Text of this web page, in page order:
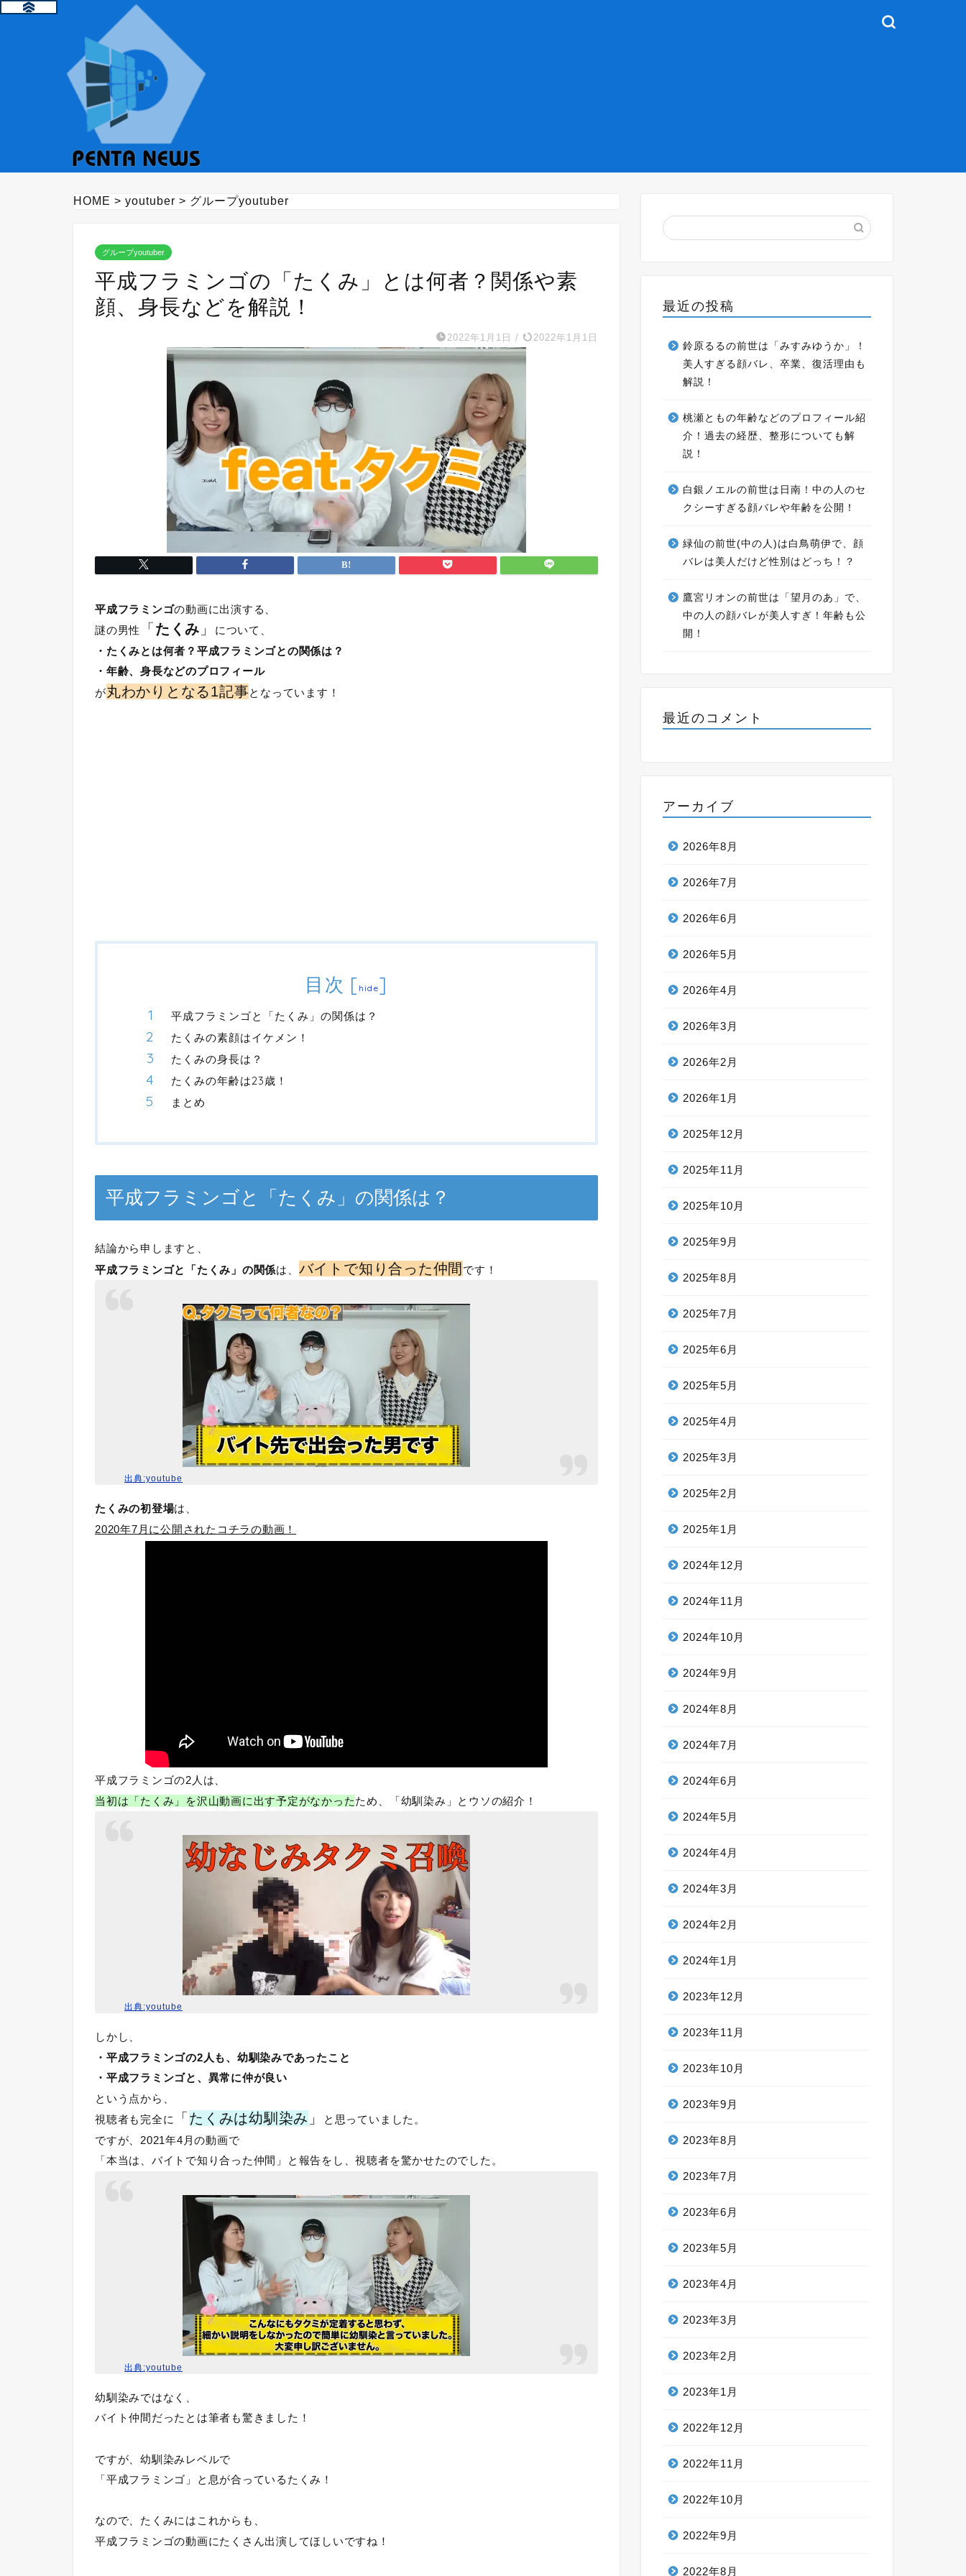
HOME > youtuber > グループyoutuber
グループyoutuber
平成フラミンゴの「たくみ」とは何者？関係や素
顔、身長などを解説！
2022年1月1日 / 2022年1月1日
平成フラミンゴの動画に出演する、
謎の男性
「 たくみ 」
について、
・たくみとは何者？平成フラミンゴとの関係は？
・年齢、身長などのプロフィール
が丸わかりとなる1記事となっています！
目次 [ hide]
平成フラミンゴと「たくみ」の関係は？
たくみの素顔はイケメン！
たくみの身長は？
たくみの年齢は23歳！
まとめ
平成フラミンゴと「たくみ」の関係は？
結論から申しますと、
平成フラミンゴと「たくみ」の関係は、 バイトで知り合った仲間 です！
出典:youtube
たくみの初登場は、
2020年7月に公開されたコチラの動画！
平成フラミンゴの2人は、
当初は「たくみ」を沢山動画に出す予定がなかったため、「幼馴染み」とウソの紹介！
出典:youtube
しかし、
・平成フラミンゴの2人も、幼馴染みであったこと
・平成フラミンゴと、異常に仲が良い
という点から、
視聴者も完全に
「 たくみは幼馴染み 」
と思っていました。
ですが、2021年4月の動画で
「本当は、バイトで知り合った仲間」と報告をし、視聴者を驚かせたのでした。
出典:youtube
幼馴染みではなく、
バイト仲間だったとは筆者も驚きました！
ですが、幼馴染みレベルで
「平成フラミンゴ」と息が合っているたくみ！
なので、たくみにはこれからも、
平成フラミンゴの動画にたくさん出演してほしいですね！
最近の投稿
鈴原るるの前世は「みすみゆうか」！
美人すぎる顔バレ、卒業、復活理由も
解説！
桃瀬ともの年齢などのプロフィール紹
介！過去の経歴、整形についても解
説！
白銀ノエルの前世は日南！中の人のセ
クシーすぎる顔バレや年齢を公開！
緑仙の前世(中の人)は白鳥萌伊で、顔
バレは美人だけど性別はどっち！？
鷹宮リオンの前世は「望月のあ」で、
中の人の顔バレが美人すぎ！年齢も公
開！
最近のコメント
アーカイブ
2026年8月
2026年7月
2026年6月
2026年5月
2026年4月
2026年3月
2026年2月
2026年1月
2025年12月
2025年11月
2025年10月
2025年9月
2025年8月
2025年7月
2025年6月
2025年5月
2025年4月
2025年3月
2025年2月
2025年1月
2024年12月
2024年11月
2024年10月
2024年9月
2024年8月
2024年7月
2024年6月
2024年5月
2024年4月
2024年3月
2024年2月
2024年1月
2023年12月
2023年11月
2023年10月
2023年9月
2023年8月
2023年7月
2023年6月
2023年5月
2023年4月
2023年3月
2023年2月
2023年1月
2022年12月
2022年11月
2022年10月
2022年9月
2022年8月